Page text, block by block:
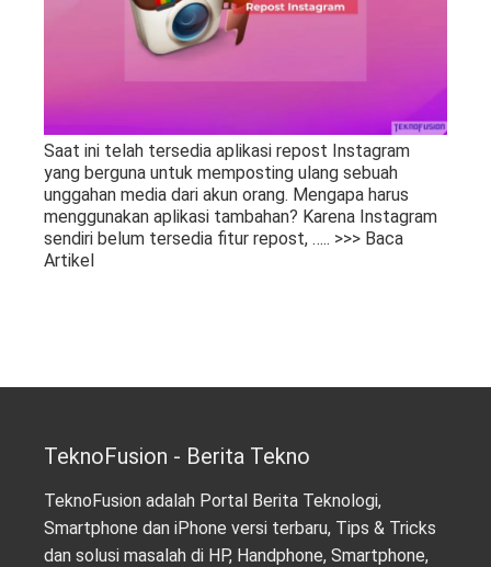
Saat ini telah tersedia aplikasi repost Instagram
yang berguna untuk memposting ulang sebuah
unggahan media dari akun orang. Mengapa harus
menggunakan aplikasi tambahan? Karena Instagram
sendiri belum tersedia fitur repost, ….. >>> Baca
Artikel
TeknoFusion - Berita Tekno
TeknoFusion adalah Portal Berita Teknologi,
Smartphone dan iPhone versi terbaru, Tips & Tricks
dan solusi masalah di HP, Handphone, Smartphone,